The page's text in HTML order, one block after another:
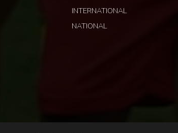
INTERNATIONAL
NATIONAL